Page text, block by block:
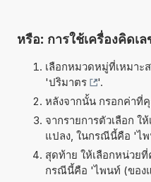
หรือ: การใช้เครื่องคิดเ
เลือกหมวดหมู่ที่เหมาะ
'ปริมาตร
'.
หลังจากนั้น กรอกค่าที่
จากรายการตัวเลือก
แปลง, ในกรณีนี้คือ 'ไ
สุดท้าย ให้เลือกหน่วย
กรณีนี้คือ 'ไพนท์ (ของ